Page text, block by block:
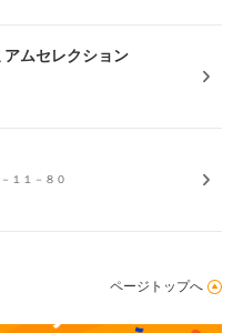
ムセレクション
１１－８０
ページトップへ